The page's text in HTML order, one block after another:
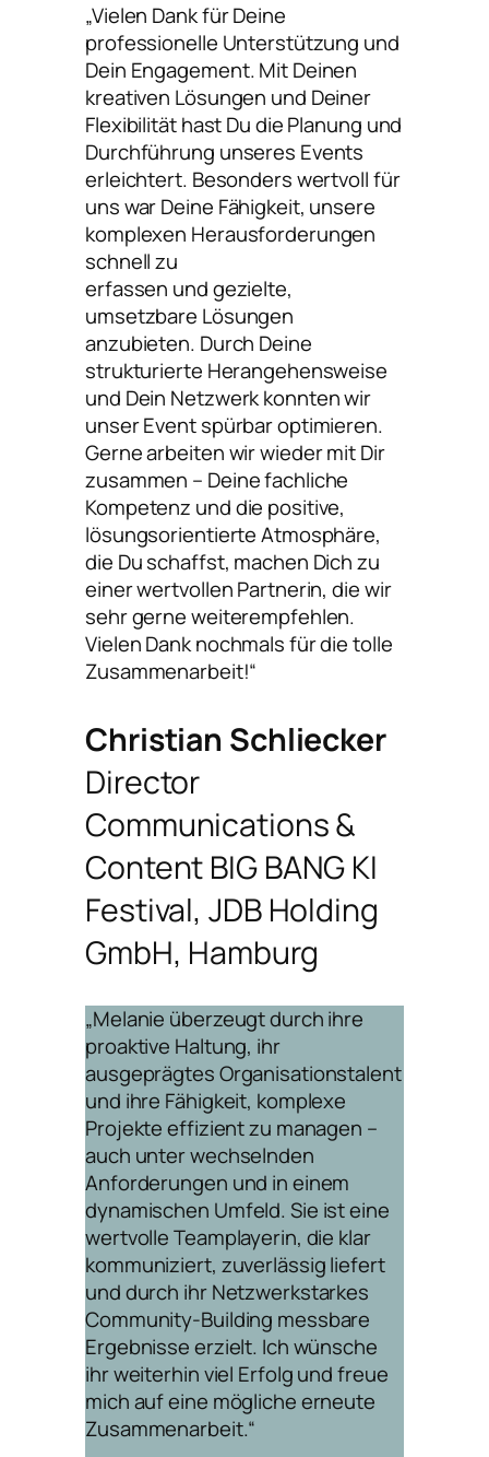
„Vielen Dank für Deine
professionelle Unterstützung und
Dein Engagement. Mit Deinen
kreativen Lösungen und Deiner
Flexibilität hast Du die Planung und
Durchführung unseres Events
erleichtert. Besonders wertvoll für
uns war Deine Fähigkeit, unsere
komplexen Herausforderungen
schnell zu
erfassen und gezielte,
umsetzbare Lösungen
anzubieten. Durch Deine
strukturierte Herangehensweise
und Dein Netzwerk konnten wir
unser Event spürbar optimieren.
Gerne arbeiten wir wieder mit Dir
zusammen – Deine fachliche
Kompetenz und die positive,
lösungsorientierte Atmosphäre,
die Du schaffst, machen Dich zu
einer wertvollen Partnerin, die wir
sehr gerne weiterempfehlen.
Vielen Dank nochmals für die tolle
Zusammenarbeit!“
Christian Schliecker
Director
Communications &
Content BIG BANG KI
Festival, JDB Holding
GmbH, Hamburg
„Melanie überzeugt durch ihre
proaktive Haltung, ihr
ausgeprägtes Organisationstalent
und ihre Fähigkeit, komplexe
Projekte effizient zu managen –
auch unter wechselnden
Anforderungen und in einem
dynamischen Umfeld. Sie ist eine
wertvolle Teamplayerin, die klar
kommuniziert, zuverlässig liefert
und durch ihr Netzwerkstarkes
Community-Building messbare
Ergebnisse erzielt. Ich wünsche
ihr weiterhin viel Erfolg und freue
mich auf eine mögliche erneute
Zusammenarbeit.“